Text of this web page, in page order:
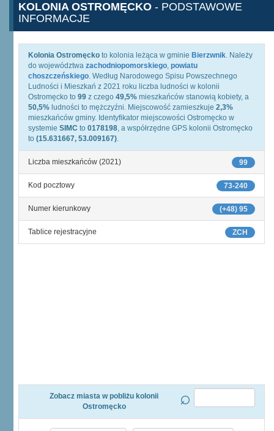
KOLONIA OSTROMĘCKO - PODSTAWOWE
INFORMACJE
Kolonia Ostromęcko to kolonia leżąca w gminie Bierzwnik. Należy
do województwa zachodniopomorskiego, powiatu
choszczeńskiego. Według Narodowego Spisu Powszechnego
Ludności i Mieszkań z 2021 roku liczba ludności w kolonii
Ostromęcko to 99 z czego 49,5% mieszkańców stanowią kobiety, a
50,5% ludności to mężczyźni. Miejscowość zamieszkuje 2,3%
mieszkańców gminy. Identyfikator miejscowości Ostromęcko w
systemie SIMC to 0178198, a współrzędne GPS kolonii Ostromęcko
to (15.631667, 53.009167).
99
Liczba mieszkańców (2021)
73-240
Kod pocztowy
(+48) 95
Numer kierunkowy
ZCH
Tablice rejestracyjne
Zobacz miasta w pobliżu kolonii
Ostromęcko